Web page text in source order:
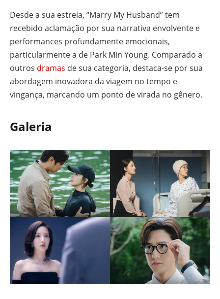
Desde a sua estreia, “Marry My Husband” tem
recebido aclamação por sua narrativa envolvente e
performances profundamente emocionais,
particularmente a de Park Min Young. Comparado a
outros dramas de sua categoria, destaca-se por sua
abordagem inovadora da viagem no tempo e
vingança, marcando um ponto de virada no gênero.
Galeria